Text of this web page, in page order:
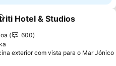
aos favoritos
Hotel & Studios
600
exterior com vista para o Mar Jónico